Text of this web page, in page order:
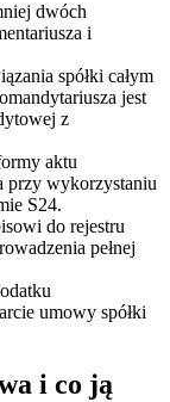
dwóch
i
spółki całym
jest
z
aktu
przy wykorzystaniu
S24.
do rejestru
pełnej
umowy spółki
i co ją